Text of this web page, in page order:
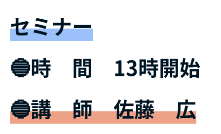
セミナー
🔵時 間 13時開始
🔵講 師 佐藤 広